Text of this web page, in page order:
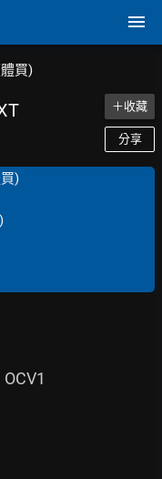
買)
＋收藏
分享
)